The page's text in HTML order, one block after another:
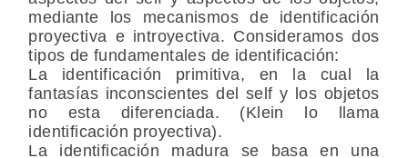
mediante los mecanismos de identificación
proyectiva e introyectiva. Consideramos dos
tipos de fundamentales de identificación:
La identificación primitiva, en la cual la
fantasías inconscientes del self y los objetos
no esta diferenciada. (Klein lo llama
identificación proyectiva).
La identificación madura se basa en una